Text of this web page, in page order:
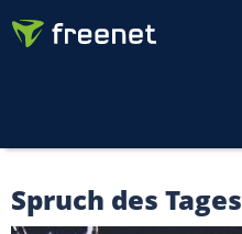
Spruch des Tages